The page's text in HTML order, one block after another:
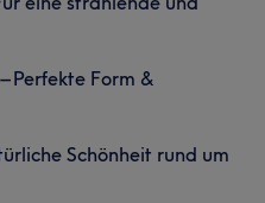
Perfekte Form &
Schönheit rund um